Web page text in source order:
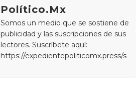
Político.Mx
Somos un medio que se sostiene de
publicidad y las suscripciones de sus
lectores. Suscríbete aquí:
https://expedientepoliticomx.press/s